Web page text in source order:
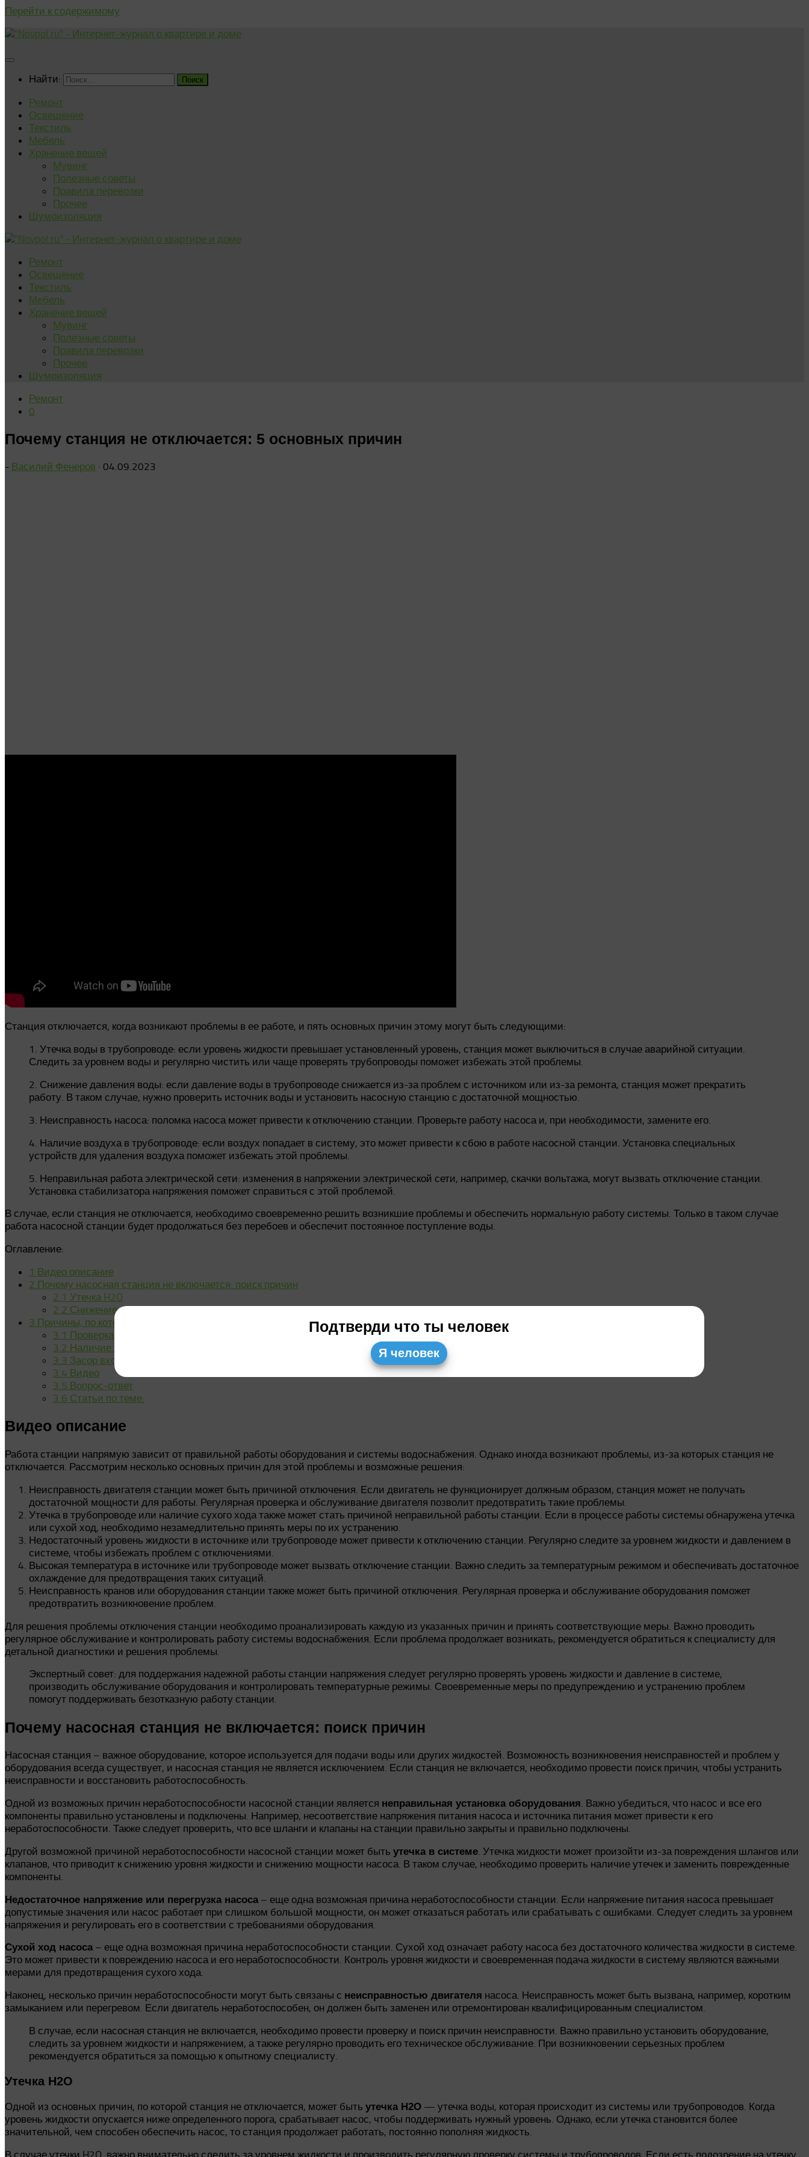
Перейти к содержимому
Найти:
Ремонт
Освещение
Текстиль
Мебель
Хранение вещей
Мувинг
Полезные советы
Правила перевозки
Прочее
Шумоизоляция
Ремонт
Освещение
Текстиль
Мебель
Хранение вещей
Мувинг
Полезные советы
Правила перевозки
Прочее
Шумоизоляция
Ремонт
0
Почему станция не отключается: 5 основных причин
- Василий Фенеров · 04.09.2023
Станция отключается, когда возникают проблемы в ее работе, и пять основных причин этому могут быть следующими:
1. Утечка воды в трубопроводе: если уровень жидкости превышает установленный уровень, станция может выключиться в случае аварийной ситуации.
Следить за уровнем воды и регулярно чистить или чаще проверять трубопроводы поможет избежать этой проблемы.
2. Снижение давления воды: если давление воды в трубопроводе снижается из-за проблем с источником или из-за ремонта, станция может прекратить
работу. В таком случае, нужно проверить источник воды и установить насосную станцию с достаточной мощностью.
3. Неисправность насоса: поломка насоса может привести к отключению станции. Проверьте работу насоса и, при необходимости, замените его.
4. Наличие воздуха в трубопроводе: если воздух попадает в систему, это может привести к сбою в работе насосной станции. Установка специальных
устройств для удаления воздуха поможет избежать этой проблемы.
5. Неправильная работа электрической сети: изменения в напряжении электрической сети, например, скачки вольтажа, могут вызвать отключение станции.
Установка стабилизатора напряжения поможет справиться с этой проблемой.
В случае, если станция не отключается, необходимо своевременно решить возникшие проблемы и обеспечить нормальную работу системы. Только в таком случае
работа насосной станции будет продолжаться без перебоев и обеспечит постоянное поступление воды.
Оглавление:
1 Видео описание
2 Почему насосная станция не включается: поиск причин
2.1 Утечка H2O
2.2 Снижение уровня воды
3 Причины, по которым станция не отключается
3.1 Проверка гидравлического аккумулятора
3.2 Наличие воздуха в насосе
3.3 Засор входного фильтра
3.4 Видео
3.5 Вопрос-ответ
3.6 Статьи по теме:
Видео описание
Работа станции напрямую зависит от правильной работы оборудования и системы водоснабжения. Однако иногда возникают проблемы, из-за которых станция не
отключается. Рассмотрим несколько основных причин для этой проблемы и возможные решения:
Неисправность двигателя станции может быть причиной отключения. Если двигатель не функционирует должным образом, станция может не получать
достаточной мощности для работы. Регулярная проверка и обслуживание двигателя позволит предотвратить такие проблемы.
Утечка в трубопроводе или наличие сухого хода также может стать причиной неправильной работы станции. Если в процессе работы системы обнаружена утечка
или сухой ход, необходимо незамедлительно принять меры по их устранению.
Недостаточный уровень жидкости в источнике или трубопроводе может привести к отключению станции. Регулярно следите за уровнем жидкости и давлением в
системе, чтобы избежать проблем с отключениями.
Высокая температура в источнике или трубопроводе может вызвать отключение станции. Важно следить за температурным режимом и обеспечивать достаточное
охлаждение для предотвращения таких ситуаций.
Неисправность кранов или оборудования станции также может быть причиной отключения. Регулярная проверка и обслуживание оборудования поможет
предотвратить возникновение проблем.
Для решения проблемы отключения станции необходимо проанализировать каждую из указанных причин и принять соответствующие меры. Важно проводить
регулярное обслуживание и контролировать работу системы водоснабжения. Если проблема продолжает возникать, рекомендуется обратиться к специалисту для
детальной диагностики и решения проблемы.
Экспертный совет: для поддержания надежной работы станции напряжения следует регулярно проверять уровень жидкости и давление в системе,
производить обслуживание оборудования и контролировать температурные режимы. Своевременные меры по предупреждению и устранению проблем
помогут поддерживать безотказную работу станции.
Почему насосная станция не включается: поиск причин
Насосная станция – важное оборудование, которое используется для подачи воды или других жидкостей. Возможность возникновения неисправностей и проблем у
оборудования всегда существует, и насосная станция не является исключением. Если станция не включается, необходимо провести поиск причин, чтобы устранить
неисправности и восстановить работоспособность.
Одной из возможных причин неработоспособности насосной станции является неправильная установка оборудования . Важно убедиться, что насос и все его
компоненты правильно установлены и подключены. Например, несоответствие напряжения питания насоса и источника питания может привести к его
неработоспособности. Также следует проверить, что все шланги и клапаны на станции правильно закрыты и правильно подключены.
Другой возможной причиной неработоспособности насосной станции может быть утечка в системе . Утечка жидкости может произойти из-за повреждения шлангов или
клапанов, что приводит к снижению уровня жидкости и снижению мощности насоса. В таком случае, необходимо проверить наличие утечек и заменить поврежденные
компоненты.
Недостаточное напряжение или перегрузка насоса – еще одна возможная причина неработоспособности станции. Если напряжение питания насоса превышает
допустимые значения или насос работает при слишком большой мощности, он может отказаться работать или срабатывать с ошибками. Следует следить за уровнем
напряжения и регулировать его в соответствии с требованиями оборудования.
Сухой ход насоса– еще одна возможная причина неработоспособности станции. Сухой ход означает работу насоса без достаточного количества жидкости в системе.
Это может привести к повреждению насоса и его неработоспособности. Контроль уровня жидкости и своевременная подача жидкости в систему являются важными
мерами для предотвращения сухого хода.
Наконец, несколько причин неработоспособности могут быть связаны с неисправностью двигателя насоса. Неисправность может быть вызвана, например, коротким
замыканием или перегревом. Если двигатель неработоспособен, он должен быть заменен или отремонтирован квалифицированным специалистом.
В случае, если насосная станция не включается, необходимо провести проверку и поиск причин неисправности. Важно правильно установить оборудование,
следить за уровнем жидкости и напряжением, а также регулярно проводить его техническое обслуживание. При возникновении серьезных проблем
рекомендуется обратиться за помощью к опытному специалисту.
Утечка H2O
Одной из основных причин, по которой станция не отключается, может быть утечка H2O — утечка воды, которая происходит из системы или трубопроводов. Когда
уровень жидкости опускается ниже определенного порога, срабатывает насос, чтобы поддерживать нужный уровень. Однако, если утечка становится более
значительной, чем способен обеспечить насос, то станция продолжает работать, постоянно пополняя жидкость.
В случае утечки H2O, важно внимательно следить за уровнем жидкости и производить регулярную проверку системы и трубопроводов. Если есть подозрение на утечку,
Подтверди что ты человек
Я человек